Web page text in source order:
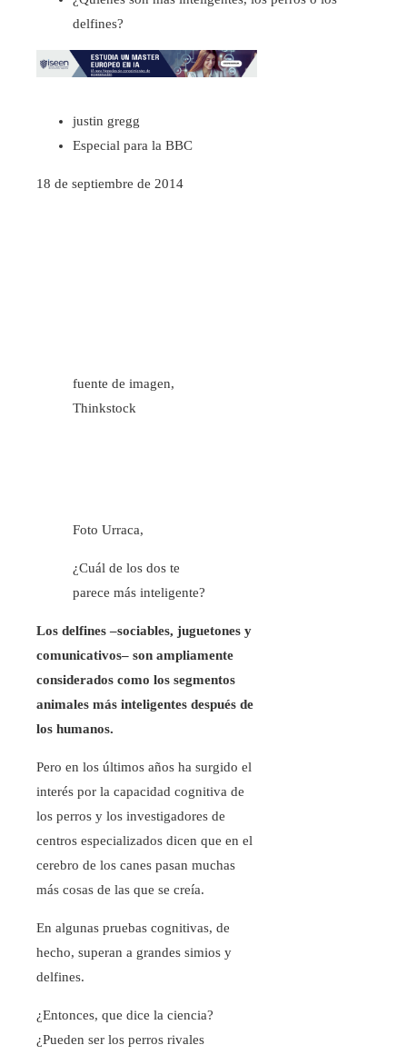
delfines?
justin gregg
Especial para la BBC
18 de septiembre de 2014
fuente de imagen,
Thinkstock
Foto Urraca,
¿Cuál de los dos te
parece más inteligente?
Los delfines –sociables, juguetones y
comunicativos– son ampliamente
considerados como los segmentos
animales más inteligentes después de
los humanos.
Pero en los últimos años ha surgido el
interés por la capacidad cognitiva de
los perros y los investigadores de
centros especializados dicen que en el
cerebro de los canes pasan muchas
más cosas de las que se creía.
En algunas pruebas cognitivas, de
hecho, superan a grandes simios y
delfines.
¿Entonces, que dice la ciencia?
¿Pueden ser los perros rivales